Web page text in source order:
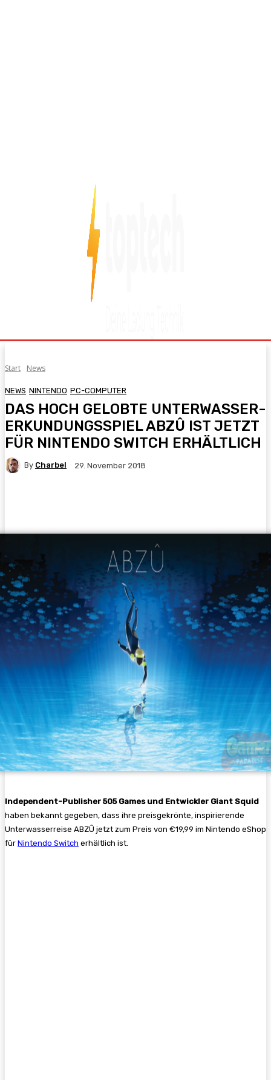
Start News
NEWS NINTENDO PC-COMPUTER
DAS HOCH GELOBTE UNTERWASSER-
ERKUNDUNGSSPIEL ABZÛ IST JETZT
FÜR NINTENDO SWITCH ERHÄLTLICH
By Charbel 29. November 2018
Independent-Publisher 505 Games und Entwickler Giant Squid
haben bekannt gegeben, dass ihre preisgekrönte, inspirierende
Unterwasserreise ABZÛ jetzt zum Preis von €19,99 im Nintendo eShop
für Nintendo Switch erhältlich ist.